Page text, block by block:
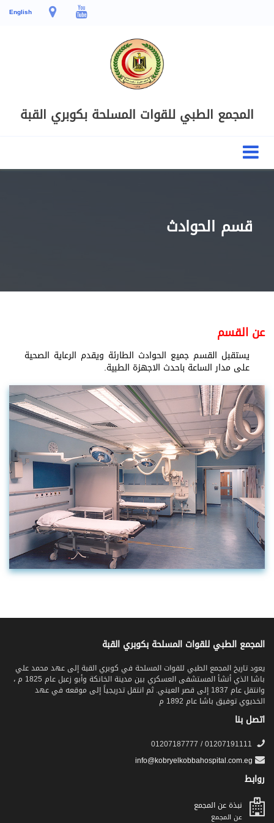
English
المجمع الطبي للقوات المسلحة بكوبري القبة
قسم الحوادث
عن القسم
يستقبل القسم جميع الحوادث الطارئة ويقدم الرعاية الصحية
على مدار الساعة باحدث الاجهزة الطبية.
المجمع الطبي للقوات المسلحة بكوبري القبة
يعود تاريخ المجمع الطبي للقوات المسلحة في كوبري القبة إلى عهد محمد علي
باشا الذي أنشأ المستشفى العسكري بين مدينة الخانكة وأبو زعبل عام 1825 م ،
وانتقل عام 1837 إلى قصر العيني. ثم انتقل تدريجياً إلى موقعه في عهد
الخديوي توفيق باشا عام 1892 م
اتصل بنا
روابط
نبذة عن المجمع
عن المجمع